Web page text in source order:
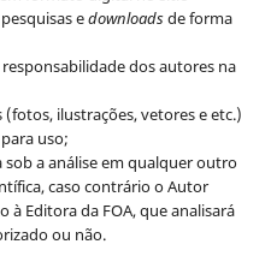
edownloadsde forma
dos autores na
ilustrações, vetores e etc.)
uso;
a análise em qualquer outro
caso contrário o Autor
à Editora da FOA, que analisará
ou não.